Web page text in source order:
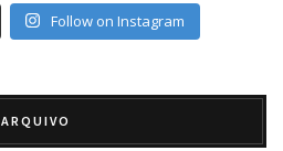
Follow on Instagram
ARQUIVO